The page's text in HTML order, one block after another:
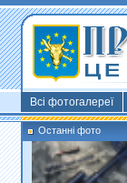
Всі фотогалереї
Останні фото
Фото: Київ 2022
Власник:
Галерея:
Templates
Додано: 2022-11-13